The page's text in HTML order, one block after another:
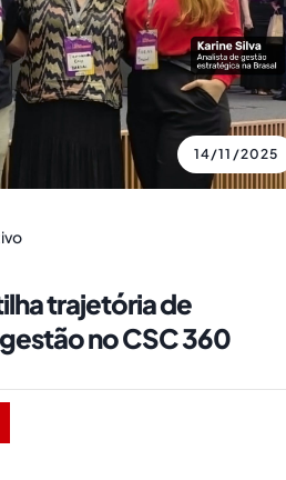
14/11/2025
trajetória de
no CSC 360